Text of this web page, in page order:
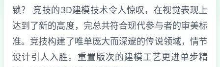
锁？ 竞技的3D建模技术令人惊叹，在视觉表现上
达到了新的高度，完总共符合现代参与者的审美标
准。竞技构建了唯单庞大而深邃的传说领域，情节
设计引人入胜。重置版次的建模工艺更进单步精